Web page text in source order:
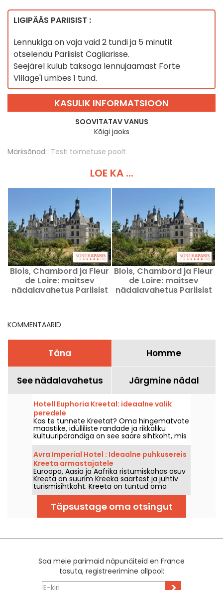
LIGIPÄÄS PARIISIST :
Lennukiga on vaja vaid 2 tundi ja 5 minutit
otselendu Pariisist Cagliarisse.
Seejärel kulub taksoga lennujaamast Forte
Village'i umbes 1 tund.
KASULIK INFORMATSIOON
SOOVITATAV VANUS
Kõigi jaoks
Märksõnad : Testi toimetuse poolt
LOE KA ...
Blois, Chambord ja Fleur
de Loire: maitsev
nädalavahetus Pariisist
Blois, Chambord ja Fleur
de Loire: maitsev
nädalavahetus Pariisist
KOMMENTAARID
Täna Homme
See nädalavahetus Järgmine nädal
Hotell Euphoria Kreetal: ideaalne valik
peredele
Kas te tunnete Kreetat? Oma hingematvate
maastike, idülliliste randade ja rikkaliku
kultuuripärandiga on see saare sihtkoht, mis
on seiklusi ja lõõgastust otsivate reisijate
jaoks väga populaarne.
Avra Imperial Hotel : Ideaalne puhkusereis
Kreeta armastajatele
Euroopa, Aasia ja Aafrika ristumiskohas asuv
Kreeta on suurim Kreeka saartest ja juhtiv
turismisihtkoht. Kreeta on tuntud oma
imeliste randade, põnevate arheoloogiliste
vaatamisväärsuste ja majesteetlike mägede
poolest ning pakub külastajatele ainulaadset
elamust. Paljude majutusvõimaluste seas
Täpsustage oma otsingut
Saa meie parimaid näpunäiteid en France
tasuta, registreerimine allpool: